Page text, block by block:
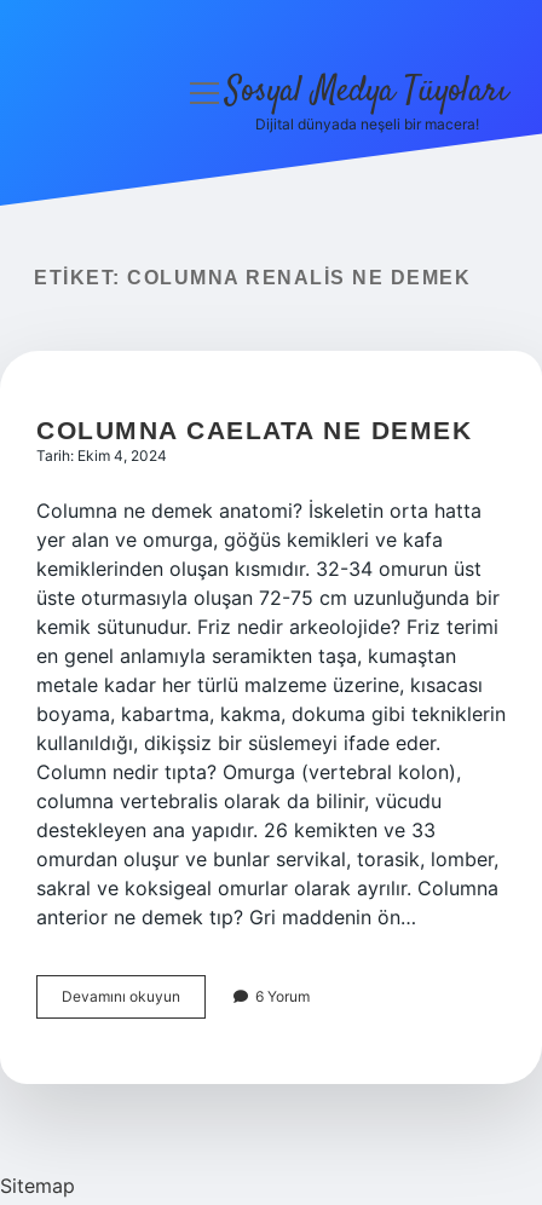
Yasal Uyarı
menüyüSosyal Medya Tüyoları
Dijital dünyada neşeli bir macera!
ETIKET: COLUMNA RENALIS NE DEMEK
COLUMNA CAELATA NE DEMEK
Tarih: Ekim 4, 2024
Columna ne demek anatomi? İskeletin orta hatta
yer alan ve omurga, göğüs kemikleri ve kafa
kemiklerinden oluşan kısmıdır. 32-34 omurun üst
üste oturmasıyla oluşan 72-75 cm uzunluğunda bir
kemik sütunudur. Friz nedir arkeolojide? Friz terimi
en genel anlamıyla seramikten taşa, kumaştan
metale kadar her türlü malzeme üzerine, kısacası
boyama, kabartma, kakma, dokuma gibi tekniklerin
kullanıldığı, dikişsiz bir süslemeyi ifade eder.
Column nedir tıpta? Omurga (vertebral kolon),
columna vertebralis olarak da bilinir, vücudu
destekleyen ana yapıdır. 26 kemikten ve 33
omurdan oluşur ve bunlar servikal, torasik, lomber,
sakral ve koksigeal omurlar olarak ayrılır. Columna
anterior ne demek tıp? Gri maddenin ön…
Devamını okuyun Columna
Caelata
6 Yorum
Sitemap